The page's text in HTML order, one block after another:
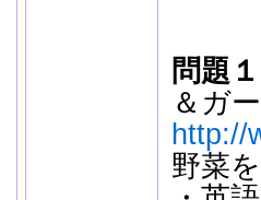
問題１
＆ガ
http://
野菜